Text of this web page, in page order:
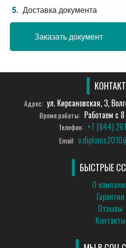
Доставка документа
Заказать документ
Адрес: ул. Кирсановская, 3,
Время работы: Работаем с
Телефон: +7 (844)
Email:
БЫСТРЫЕ
О
Гарантии
Отзывы
Контакты